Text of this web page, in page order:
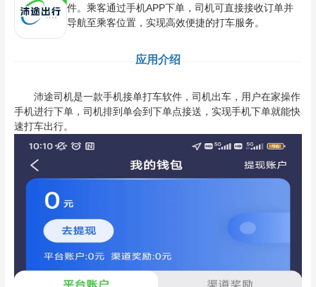
件。乘客通过手机APP下单，司机可直接接收订单并
导航至乘客位置，实现高效便捷的打车服务。
应用介绍
沛途司机是一款手机接单打车软件，司机出车，用户在家操作
手机进行下单，司机排到单会到下单点接送，实现手机下单就能快
速打车出行。